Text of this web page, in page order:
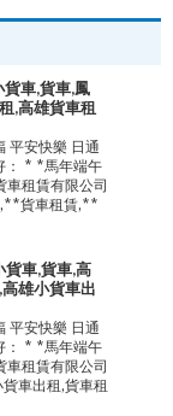
貨車,貨車,鳳
,高雄貨車租
平安快樂 日通
： * *馬年端午
租賃有限公司
,**貨車租賃,**
貨車,貨車,高
雄小貨車出
平安快樂 日通
： * *馬年端午
租賃有限公司
車出租,貨車租